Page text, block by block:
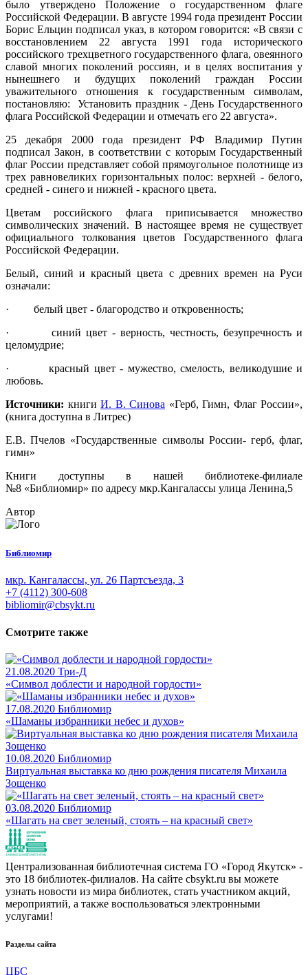
было утверждено Положение о государственном флаге
Российской Федерации. В августе 1994 года президент России
Борис Ельцин подписал указ, в котором говорится: «В связи с
восстановлением 22 августа 1991 года исторического
российского трехцветного государственного флага, овеянного
славой многих поколений россиян, и в целях воспитания у
нынешнего и будущих поколений граждан России
уважительного отношения к государственным символам,
постановляю: Установить праздник - День Государственного
флага Российской Федерации и отмечать его 22 августа».
25 декабря 2000 года президент РФ Владимир Путин
подписал Закон, в соответствии с которым Государственный
флаг России представляет собой прямоугольное полотнище из
трех равновеликих горизонтальных полос: верхней - белого,
средней - синего и нижней - красного цвета.
Цветам российского флага приписывается множество
символических значений. В настоящее время не существует
официального толкования цветов Государственного флага
Российской Федерации.
Белый, синий и красный цвета с древних времен на Руси
означали:
· белый цвет - благородство и откровенность;
· синий цвет - верность, честность, безупречность и
целомудрие;
· красный цвет - мужество, смелость, великодушие и
любовь.
Источники: книги И. В. Синова «Герб, Гимн, Флаг России»,
(книга доступна в Литрес)
Е.В. Пчелов «Государственные символы России- герб, флаг,
гимн»
Книги доступны в нашей библиотеке-филиале
№8 «Библиомир» по адресу мкр.Кангалассы улица Ленина,5
Автор
Библиомир
мкр. Кангалассы, ул. 26 Партсъезда, 3
+7 (4112) 300-608
bibliomir@cbsykt.ru
Смотрите также
21.08.2020 Три-Д
«Символ доблести и народной гордости»
17.08.2020 Библиомир
«Шаманы избранники небес и духов»
10.08.2020 Библиомир
Виртуальная выставка ко дню рождения писателя Михаила
Зощенко
03.08.2020 Библиомир
«Шагать на свет зеленый, стоять – на красный свет»
Централизованная библиотечная система ГО «Город Якутск» -
это 18 библиотек-филиалов. На сайте cbsykt.ru вы можете
узнать новости из мира библиотек, стать участником акций,
мероприятий, а также воспользоваться электронными
услугами!
Разделы сайта
ЦБС